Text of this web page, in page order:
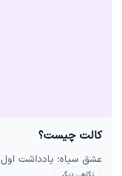
کالت چیست؟
عشق سیاه؛ یادداشت اول